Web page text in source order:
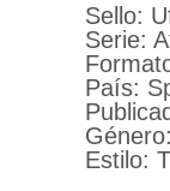
Sello:
Serie:
País:
Estilo: